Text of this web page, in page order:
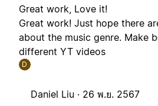
Great work, Love it!
Great work! Just hope there
about the music genre. Make
different YT videos
D
Daniel Liu · 26 พ.ย. 2567